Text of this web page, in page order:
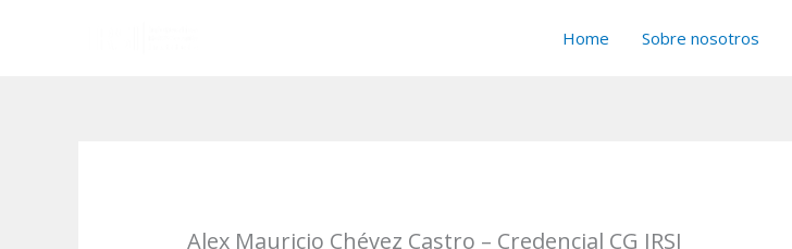
Home Sobre nosotros
Alex Mauricio Chévez Castro – Credencial CG IRSI